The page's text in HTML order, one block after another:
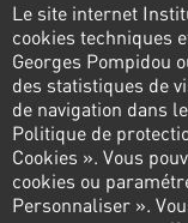
Stay in
CONTACT
Follow
Le site internet
cookies techniques
Georges Pompidou
des statistiques de
de navigation dans
Politique de
Cookies ». Vous
cookies ou
Personnaliser ».